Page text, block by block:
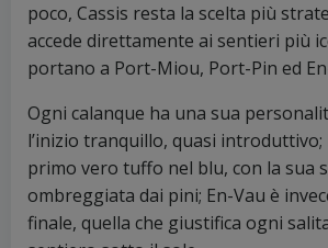
poco, Cassis resta la scelta più
accede direttamente ai sentieri più
portano a Port-Miou, Port-Pin ed
Ogni calanque ha una sua
l’inizio tranquillo, quasi introduttivo;
primo vero tuffo nel blu, con la sua
ombreggiata dai pini; En-Vau è
finale, quella che giustifica ogni